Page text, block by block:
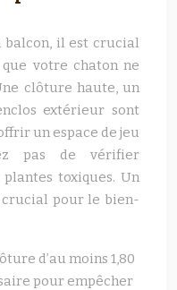
balcon, il est crucial
votre chaton ne
clôture haute, un
extérieur sont
un espace de jeu
pas de vérifier
toxiques. Un
pour le bien-
d’au moins 1,80
pour empêcher